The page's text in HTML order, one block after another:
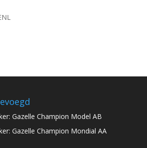
Gazelle Champion Model AB
Gazelle Champion Mondial AA